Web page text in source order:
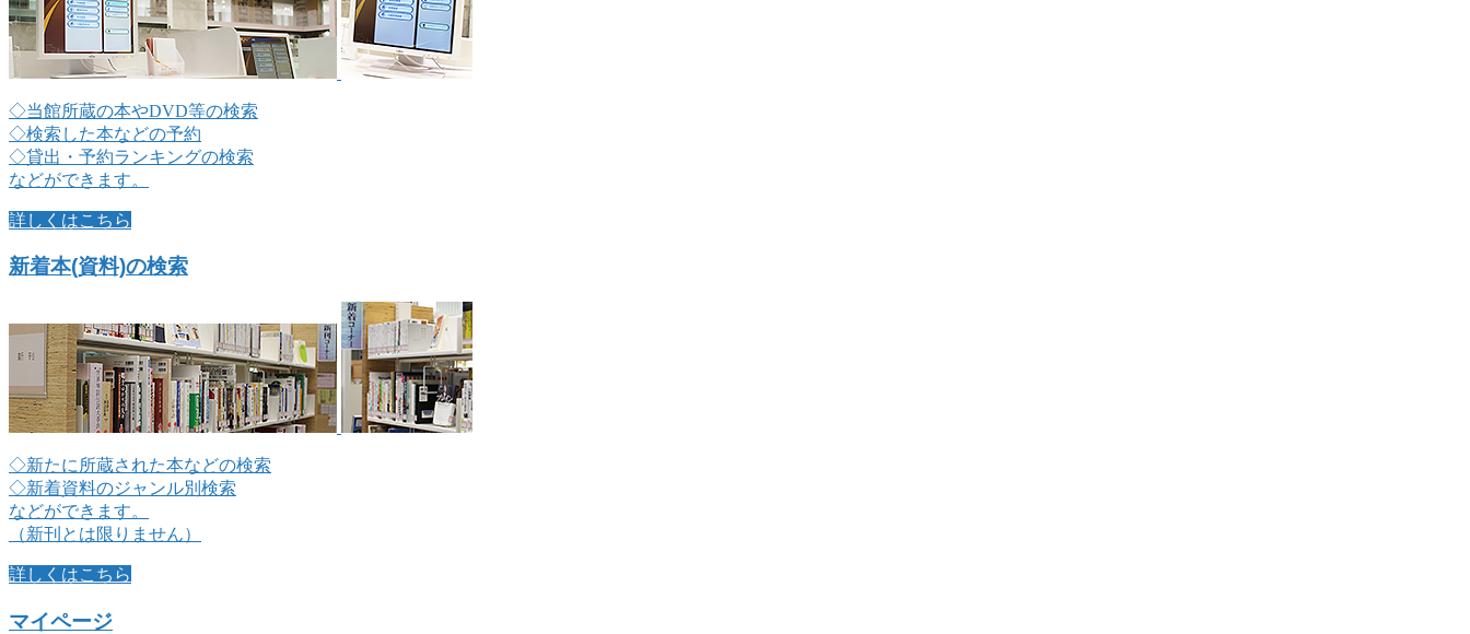
◇当館所蔵の本やDVD等の検索
◇検索した本などの予約
◇貸出・予約ランキングの検索
などができます。
詳しくはこちら
新着本(資料)の検索
◇新たに所蔵された本などの検索
◇新着資料のジャンル別検索
などができます。
（新刊とは限りません）
詳しくはこちら
マイページ